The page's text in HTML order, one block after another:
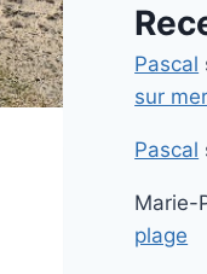
Pascal
sur mer
Pascal
Marie-
plage